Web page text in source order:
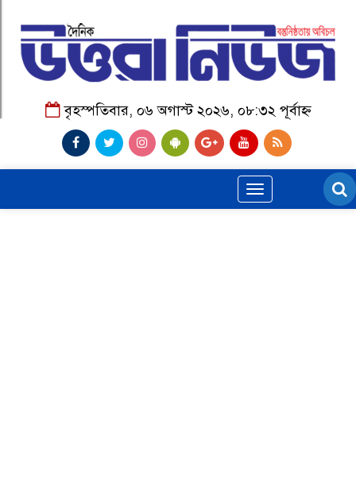
বৃহস্পতিবার, ০৬ অগাস্ট ২০২৬, ০৮:৩২ পূর্বাহ্ন
Toggle
navigation